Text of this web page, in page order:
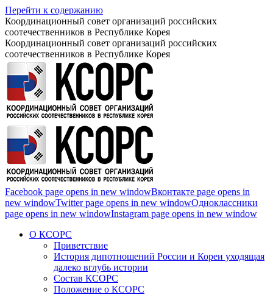
Перейти к содержанию
Координационный совет организаций российских
соотечественников в Республике Корея
Координационный совет организаций российских
соотечественников в Республике Корея
Facebook page opens in new windowВконтакте page opens in
new windowTwitter page opens in new windowОдноклассники
page opens in new windowInstagram page opens in new window
О КСОРС
Приветствие
История дипотношений России и Кореи уходящая
далеко вглубь истории
Состав КСОРС
Положение о КСОРС